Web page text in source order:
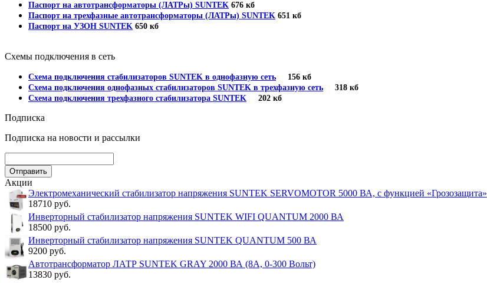
Паспорт на автотрансформаторы (ЛАТРы) SUNTEK 676 кб
Паспорт на трехфазные автотрансформаторы (ЛАТРы) SUNTEK 651 кб
Паспорт на УЗОН SUNTEK 650 кб
Схемы подключения в сеть
Схема подключения стабилизаторов SUNTEK в однофазную сеть 156 кб
Схема подключения однофазных стабилизаторов SUNTEK в трехфазную сеть 318 кб
Схема подключения трехфазного стабилизатора SUNTEK 202 кб
Подписка
Подписка на новости и рассылки
Акции
Электромеханический стабилизатор напряжения SUNTEK SERVOMOTOR 5000 ВА, с функцией «Грозозащита»
18710 руб.
Инверторный стабилизатор напряжения SUNTEK WIFI QUANTUM 2000 ВА
18500 руб.
Инверторный стабилизатор напряжения SUNTEK QUANTUM 500 ВА
9200 руб.
Автотрансформатор ЛАТР SUNTEK GRAY 2000 ВА (8А, 0-300 Вольт)
13830 руб.